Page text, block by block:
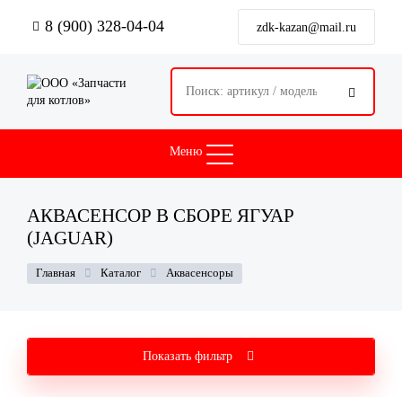
8 (900) 328-04-04 zdk-kazan@mail.ru

Меню
АКВАСЕНСОР В СБОРЕ ЯГУАР
(JAGUAR)
СТРОКА
НАВИГАЦИИ
Главная Каталог Аквасенсоры
Показать фильтр